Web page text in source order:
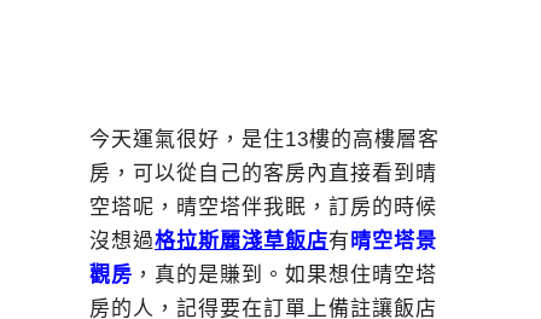
今天運氣很好，是住13樓的高樓層客
房，可以從自己的客房內直接看到晴
空塔呢，晴空塔伴我眠，訂房的時候
沒想過格拉斯麗淺草飯店有晴空塔景
觀房 ，真的是賺到。如果想住晴空塔
房的人，記得要在訂單上備註讓飯店